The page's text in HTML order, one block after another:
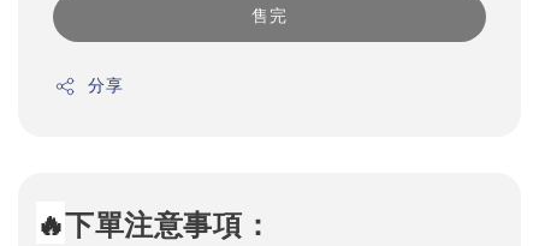
售完
分享
🔥下單注意事項：